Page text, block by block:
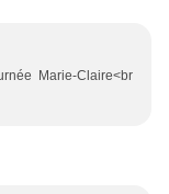
Marie-Claire<br